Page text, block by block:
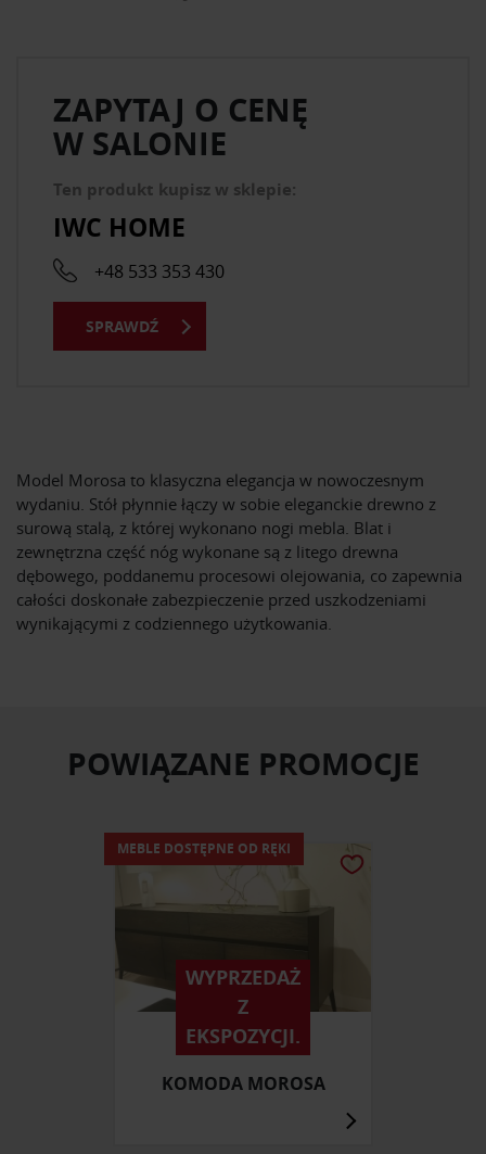
Model Morosa to klasyczna elegancja w nowoczesnym
wydaniu. Stół płynnie łączy w sobie eleganckie drewno z
surową stalą, z której wykonano nogi mebla. Blat i
zewnętrzna część nóg wykonane są z litego drewna
dębowego, poddanemu procesowi olejowania, co zapewnia
całości doskonałe zabezpieczenie przed uszkodzeniami
wynikającymi z codziennego użytkowania.
ZAPYTAJ O CENĘ
W SALONIE
Ten produkt kupisz w sklepie:
IWC HOME
+48 533 353 430
SPRAWDŹ
POWIĄZANE PROMOCJE
WYPRZEDAŻ
Z
EKSPOZYCJI.
KOMODA MOROSA
MEBLE DOSTĘPNE OD RĘKI